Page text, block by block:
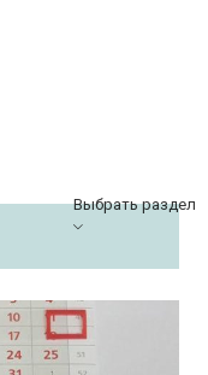
Выбрать раздел